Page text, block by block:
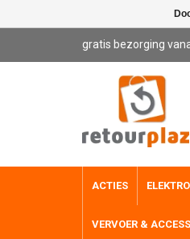
gratis bezorging
ACTIES
VERVOER &